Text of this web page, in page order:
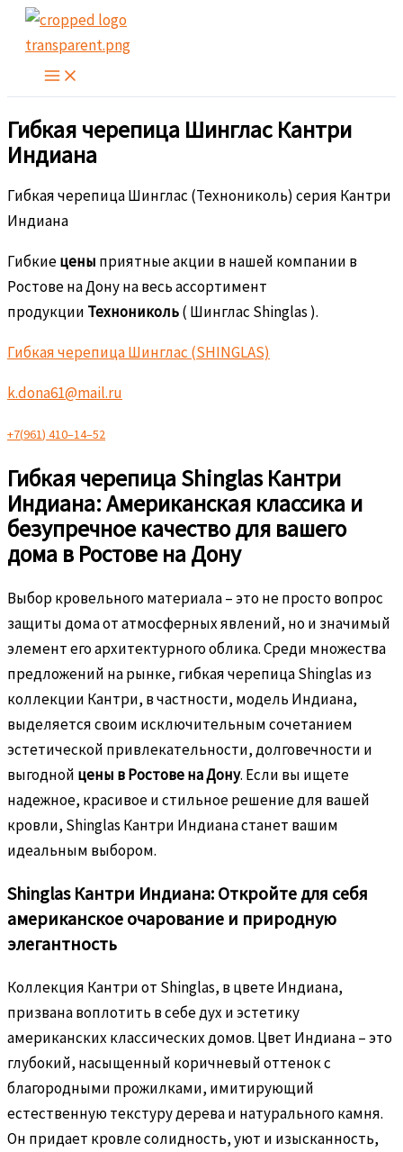
Перейти
содержимому
Гибкая черепица Шинглас Кантри
Индиана
Гибкая черепица Шинглас (Технониколь) серия Кантри
Индиана
Гибкиецены приятные акции в нашей компании в
Ростове на Дону на весь ассортимент
продукции Технониколь( Шинглас Shinglas ).
Гибкая черепица Шинглас (SHINGLAS)
k.dona61@mail.ru
+7(961) 410–14–52
Гибкая черепица Shinglas Кантри
Индиана: Американская классика и
безупречное качество для вашего
дома в Ростове на Дону
Выбор кровельного материала – это не просто вопрос
защиты дома от атмосферных явлений, но и значимый
элемент его архитектурного облика. Среди множества
предложений на рынке, гибкая черепица Shinglas из
коллекции Кантри, в частности, модель Индиана,
выделяется своим исключительным сочетанием
эстетической привлекательности, долговечности и
выгодной цены в Ростове на Дону. Если вы ищете
надежное, красивое и стильное решение для вашей
кровли, Shinglas Кантри Индиана станет вашим
идеальным выбором.
Shinglas Кантри Индиана: Откройте для себя
американское очарование и природную
элегантность
Коллекция Кантри от Shinglas, в цвете Индиана,
призвана воплотить в себе дух и эстетику
американских классических домов. Цвет Индиана – это
глубокий, насыщенный коричневый оттенок с
благородными прожилками, имитирующий
естественную текстуру дерева и натурального камня.
Он придает кровле солидность, уют и изысканность,